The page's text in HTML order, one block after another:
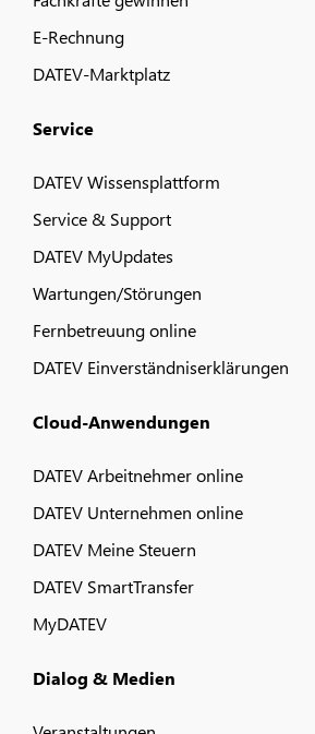
E-Rechnung
DATEV-Marktplatz
Service
DATEV Wissensplattform
Service & Support
DATEV MyUpdates
Wartungen/Störungen
Fernbetreuung online
DATEV Einverständniserklärungen
Cloud-Anwendungen
DATEV Arbeitnehmer online
DATEV Unternehmen online
DATEV Meine Steuern
DATEV SmartTransfer
MyDATEV
Dialog & Medien